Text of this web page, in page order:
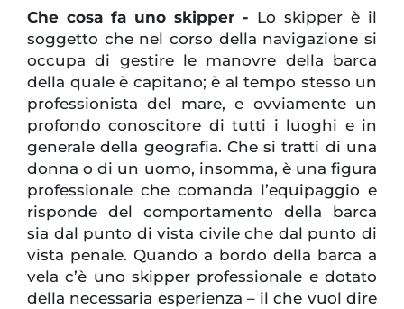
Che cosa fa uno skipper - Lo skipper è il
soggetto che nel corso della navigazione si
occupa di gestire le manovre della barca
della quale è capitano; è al tempo stesso un
professionista del mare, e ovviamente un
profondo conoscitore di tutti i luoghi e in
generale della geografia. Che si tratti di una
donna o di un uomo, insomma, è una figura
professionale che comanda l’equipaggio e
risponde del comportamento della barca
sia dal punto di vista civile che dal punto di
vista penale. Quando a bordo della barca a
vela c’è uno skipper professionale e dotato
della necessaria esperienza – il che vuol dire